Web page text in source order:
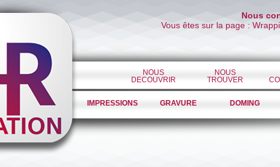
Nous
Vous êtes sur la page :
NOUS
DECOUVRIR
NOUS
TROUVER
IMPRESSIONS GRAVURE DOMING